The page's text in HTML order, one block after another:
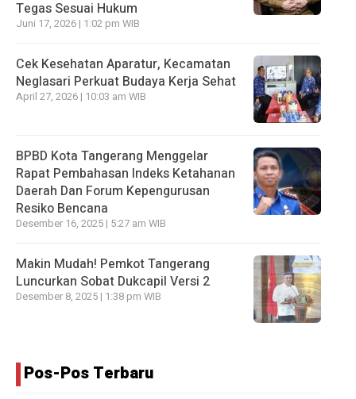
Tegas Sesuai Hukum
Juni 17, 2026 | 1:02 pm WIB
Cek Kesehatan Aparatur, Kecamatan
Neglasari Perkuat Budaya Kerja Sehat
April 27, 2026 | 10:03 am WIB
BPBD Kota Tangerang Menggelar
Rapat Pembahasan lndeks Ketahanan
Daerah Dan Forum Kepengurusan
Resiko Bencana
Desember 16, 2025 | 5:27 am WIB
Makin Mudah! Pemkot Tangerang
Luncurkan Sobat Dukcapil Versi 2
Desember 8, 2025 | 1:38 pm WIB
Pos-Pos Terbaru